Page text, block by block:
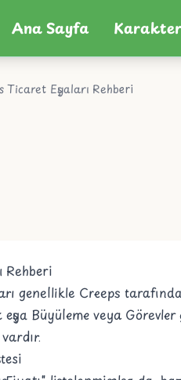
Ana Sayfa
Ticaret Eşyaları Rehberi
Rehberi
genellikle Creeps
Büyüleme veya Görevler